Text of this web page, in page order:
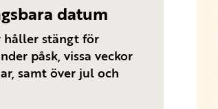
datum
stängt för
påsk, vissa veckor
samt över jul och